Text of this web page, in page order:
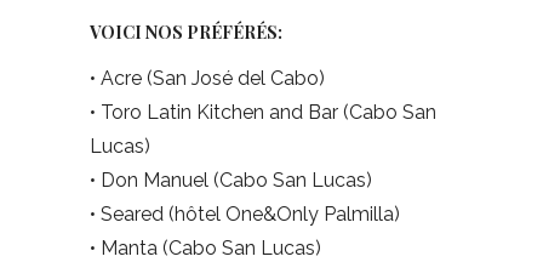
VOICI NOS PRÉFÉRÉS:
• Acre (San José del Cabo)
• Toro Latin Kitchen and Bar (Cabo San
Lucas)
• Don Manuel (Cabo San Lucas)
• Seared (hôtel One&Only Palmilla)
• Manta (Cabo San Lucas)